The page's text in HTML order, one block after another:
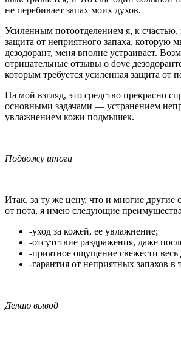
не перебивает запах моих духов.
Усиленным потоотделением я, к счастью,
защита от неприятного запаха, которую
дезодорант, меня вполне устраивает.
отрицательные отзывы о dove
которым требуется усиленная защита от
На мой взгляд, это средство прекрасно
основными задачами — устранением
увлажнением кожи подмышек.
Подвожу итоги
Итак, за ту же цену, что и многие другие
от пота, я имею следующие
-уход за кожей, ее увлажнение;
-отсутствие раздражения, даже
-приятное ощущение свежести весь
-гарантия от неприятных запахов в
Делаю вывод